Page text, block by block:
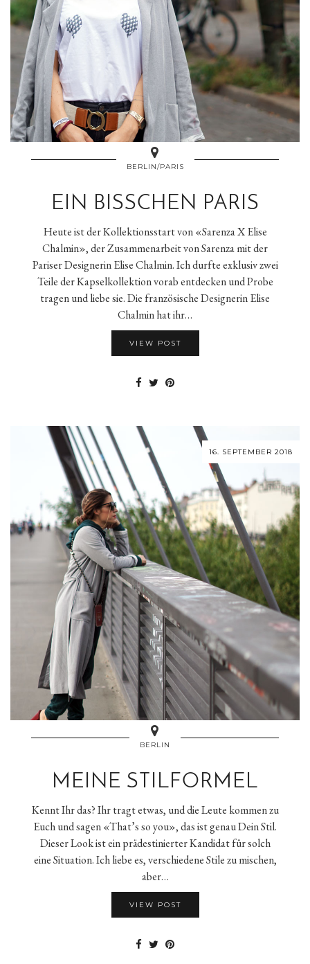
BERLIN/PARIS
EIN BISSCHEN PARIS
Heute ist der Kollektionsstart von «Sarenza X Elise
Chalmin», der Zusammenarbeit von Sarenza mit der
Pariser Designerin Elise Chalmin. Ich durfte exklusiv zwei
Teile der Kapselkollektion vorab entdecken und Probe
tragen und liebe sie. Die französische Designerin Elise
Chalmin hat ihr…
VIEW POST
16. SEPTEMBER 2018
BERLIN
MEINE STILFORMEL
Kennt Ihr das? Ihr tragt etwas, und die Leute kommen zu
Euch und sagen «That’s so you», das ist genau Dein Stil.
Dieser Look ist ein prädestinierter Kandidat für solch
eine Situation. Ich liebe es, verschiedene Stile zu mischen,
aber…
VIEW POST